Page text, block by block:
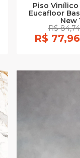
Piso Vinílico
Eucafloor
New
R$
R$